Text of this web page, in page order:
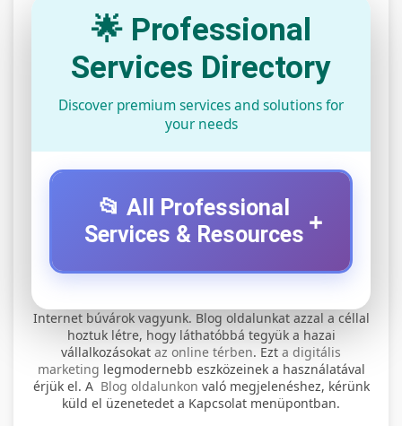
🌟 Professional
Services Directory
Discover premium services and solutions for
your needs
📂 All Professional
Services & Resources +
szervíz
+
Professional electric scooter repair and
maintenance services. Expert technicians
provide quality service for all major brands and
📊 2. online marketing
ügynökség
+
Internet búvárok vagyunk. Blog oldalunkat azzal a céllal
hoztuk létre, hogy láthatóbbá tegyük a hazai
vállalkozásokat az online térben. Ezt a digitális
marketing legmodernebb eszközeinek a használatával
érjük el. A Blog oldalunkon való megjelenéshez, kérünk
küld el üzenetedet a Kapcsolat menüpontban.